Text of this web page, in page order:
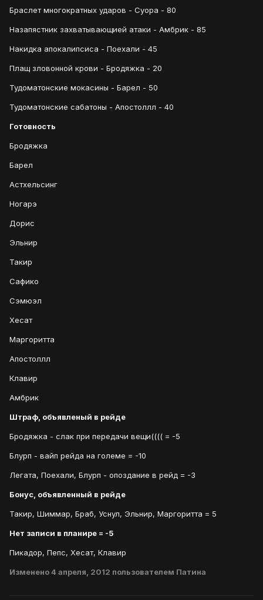
Браслет многократных ударов - Суора - 80
Назапястник захватывающией атаки - Амбрик - 85
Накидка апокалипсиса - Поехали - 45
Плащ зловонной крови - Бродяжка - 20
Тудоматонские мокасины - Барел - 50
Тудоматонские сабатоны - Апостоллл - 40
Готовность
Бродяжка
Барел
Астхельсинг
Ногарэ
Дорис
Эльнир
Такир
Сафико
Сэмюэл
Хесат
Маргоритта
Апостоллл
Клавир
Амбрик
Штраф, объявленый в рейде
Бродяжка - слак при передачи вещи(((( = -5
Блурп - вайп рейда на големе = -10
Легата, Поехали, Блурп - опоздание в рейд = -3
Бонус, объявленный в рейде
Такир, Шиммар, Браб, Уснул, Эльнир, Маргоритта = 5
Нет записи в планире = -5
Пикадор, Пепс, Хесат, Клавир
Изменено4 апреля, 2012 пользователем Патина